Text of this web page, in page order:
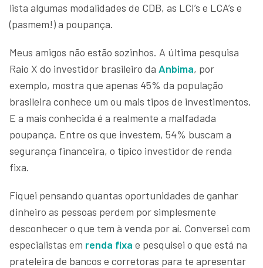
lista algumas modalidades de CDB, as LCI’s e LCA’s e
(pasmem!) a poupança.
Meus amigos não estão sozinhos. A última pesquisa
Raio X do investidor brasileiro da Anbima, por
exemplo, mostra que apenas 45% da população
brasileira conhece um ou mais tipos de investimentos.
E a mais conhecida é a realmente a malfadada
poupança. Entre os que investem, 54% buscam a
segurança financeira, o típico investidor de renda
fixa.
Fiquei pensando quantas oportunidades de ganhar
dinheiro as pessoas perdem por simplesmente
desconhecer o que tem à venda por aí. Conversei com
especialistas em renda fixa e pesquisei o que está na
prateleira de bancos e corretoras para te apresentar